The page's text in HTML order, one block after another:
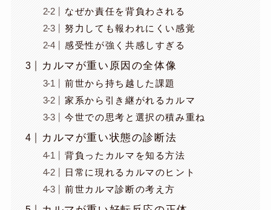
なぜか責任を背負わされる
努力しても報われにくい感覚
感受性が強く共感しすぎる
カルマが重い原因の全体像
前世から持ち越した課題
家系から引き継がれるカルマ
今世での思考と選択の積み重ね
カルマが重い状態の診断法
背負ったカルマを知る方法
日常に現れるカルマのヒント
前世カルマ診断の考え方